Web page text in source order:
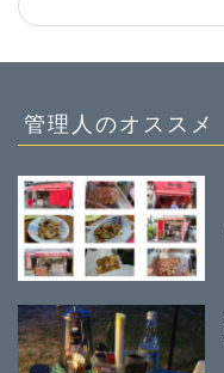
管理人のオススメ